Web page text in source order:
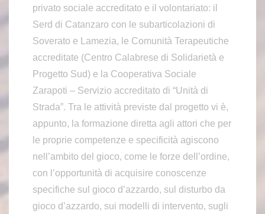
privato sociale accreditato e il volontariato: il
Serd di Catanzaro con le subarticolazioni di
Soverato e Lamezia, le Comunità Terapeutiche
accreditate (Centro Calabrese di Solidarietà e
Progetto Sud) e la Cooperativa Sociale
Zarapoti – Servizio accreditato di “Unità di
Strada”. Tra le attività previste dal progetto vi è,
appunto, la formazione diretta agli attori che per
le proprie competenze e specificità agiscono
nell’ambito del gioco, come le forze dell’ordine,
con l’opportunità di acquisire conoscenze
specifiche sul gioco d’azzardo, sul disturbo da
gioco d’azzardo, sui modelli di intervento, sugli